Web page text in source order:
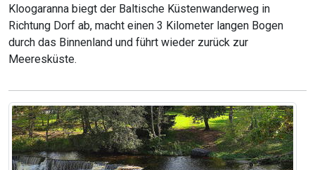
Kloogaranna biegt der Baltische Küstenwanderweg in
Richtung Dorf ab, macht einen 3 Kilometer langen Bogen
durch das Binnenland und führt wieder zurück zur
Meeresküste.